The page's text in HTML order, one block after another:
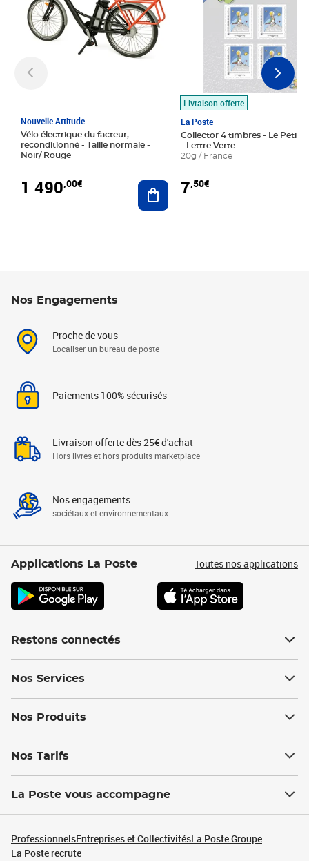
Nouvelle Attitude
Vélo électrique du facteur,
reconditionné - Taille normale -
Noir/ Rouge
1 490,00€ Ajouter au panier
Livraison offerte
La Poste
Collector 4 timbres - Le Petit
- Lettre Verte
20g / France
7,50€
Nos Engagements
Proche de vous
Localiser un bureau de poste
Paiements 100% sécurisés
Livraison offerte dès 25€ d'achat
Hors livres et hors produits marketplace
Nos engagements
sociétaux et environnementaux
Applications La Poste Toutes nos applications
Restons connectés
Nos Services
Nos Produits
Nos Tarifs
La Poste vous accompagne
ProfessionnelsEntreprises et CollectivitésLa Poste Groupe
La Poste recrute